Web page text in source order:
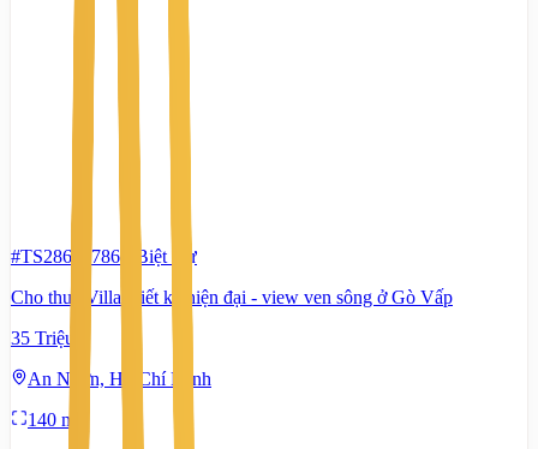
#TS28643786
Biệt thự
Cho thuê Villa thiết kế hiện đại - view ven sông ở Gò Vấp
35 Triệu
An Nhơn, Hồ Chí Minh
140 m²